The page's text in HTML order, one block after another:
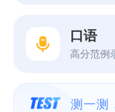
口语
高分范例
测一测